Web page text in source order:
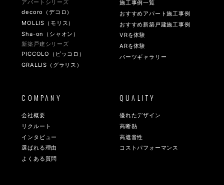
アパートシリーズ
decoro（デコロ）
MOLLIS（モリス）
Sha-on（シャオン）
新築戸建シリーズ
PICCOLO（ピッコロ）
GRALLIS（グラリス）
施工事例一覧
おすすめアパート施工事例
おすすめ新築戸建施工事例
VRを体験
ARを体験
パーツギャラリー
COMPANY
会社概要
リクルート
インタビュー
選ばれる理由
よくある質問
QUALITY
優れたデザイン
高断熱
高遮音性
コストパフォーマンス